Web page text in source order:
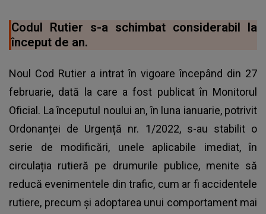
Codul Rutier s-a schimbat considerabil la
început de an.
Noul Cod Rutier a intrat în vigoare începând din 27
februarie, dată la care a fost publicat în Monitorul
Oficial. La începutul noului an, în luna ianuarie, potrivit
Ordonanței de Urgență nr. 1/2022, s-au stabilit o
serie de modificări, unele aplicabile imediat, în
circulația rutieră pe drumurile publice, menite să
reducă evenimentele din trafic, cum ar fi accidentele
rutiere, precum și adoptarea unui comportament mai